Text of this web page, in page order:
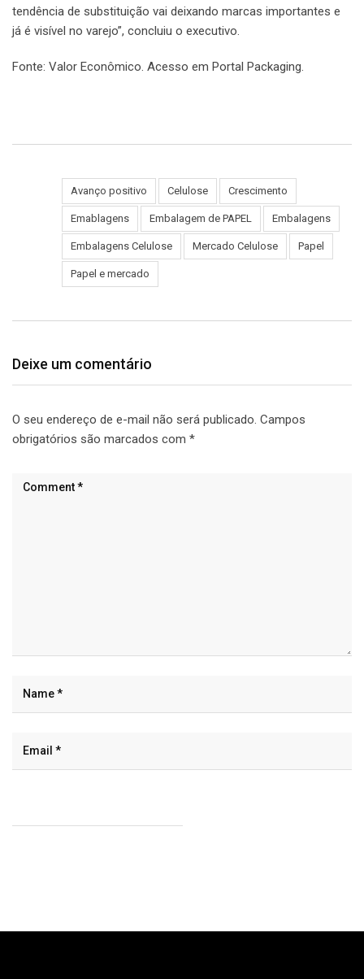
tendência de substituição vai deixando marcas importantes e
já é visível no varejo”, concluiu o executivo.
Fonte: Valor Econômico. Acesso em Portal Packaging.
Avanço positivo Celulose Crescimento
Emablagens Embalagem de PAPEL Embalagens
Embalagens Celulose Mercado Celulose Papel
Papel e mercado
Deixe um comentário
O seu endereço de e-mail não será publicado. Campos
obrigatórios são marcados com *